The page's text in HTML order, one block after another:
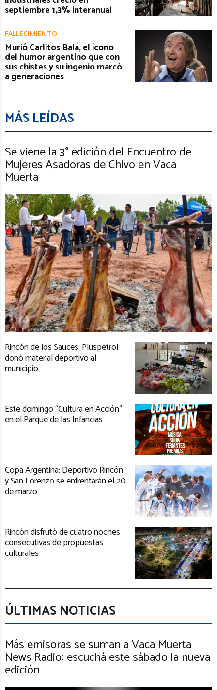
septiembre 1,3% interanual
FALLECIMIENTO
Murió Carlitos Balá, el ícono
del humor argentino que con
sus chistes y su ingenio marcó
a generaciones
MÁS LEÍDAS
Se viene la 3° edición del Encuentro de
Mujeres Asadoras de Chivo en Vaca
Muerta
Rincón de los Sauces: Pluspetrol
donó material deportivo al
municipio
Este domingo “Cultura en Acción”
en el Parque de las Infancias
Copa Argentina: Deportivo Rincón
y San Lorenzo se enfrentarán el 20
de marzo
Rincón disfrutó de cuatro noches
consecutivas de propuestas
culturales
ÚLTIMAS NOTICIAS
Más emisoras se suman a Vaca Muerta
News Radio: escuchá este sábado la nueva
edición